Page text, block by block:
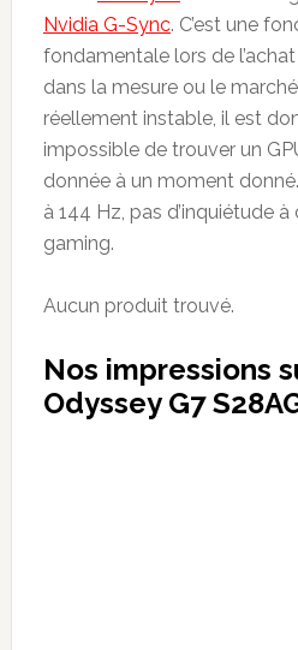
Nvidia G-Sync. C’est une
fondamentale lors de l’achat
dans la mesure ou le
réellement instable, il est
impossible de trouver un
donnée à un moment
à 144 Hz, pas d’inquiétude
gaming.
Aucun produit trouvé.
Nos impressions
Odyssey G7